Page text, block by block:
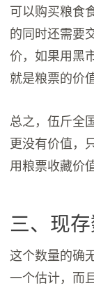
可以购买粮食
的同时还需要
价，如果用黑
就是粮票的价
总之，伍斤全
更没有价值，
用粮票收藏价
三、现
这个数量的确
一个估计，而